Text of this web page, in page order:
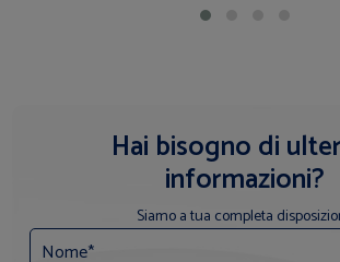
Hai bisogno di
informazioni?
Siamo a tua completa